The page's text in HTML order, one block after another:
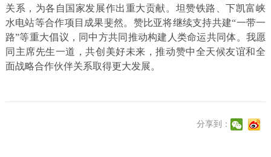
关系，为各自国家发展作出重大贡献。坦赞铁路、下凯富峡
水电站等合作项目成果斐然。赞比亚将继续支持共建“一带一
路”等重大倡议，同中方共同推动构建人类命运共同体。我愿
同主席先生一道，共创美好未来，推动赞中全天候友谊和全
面战略合作伙伴关系取得更大发展。
分享到：